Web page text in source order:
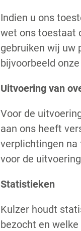
Indien u ons
wet ons toestaat
gebruiken wij uw
bijvoorbeeld
Uitvoering van
Voor de
aan ons heeft
verplichtingen
voor de
Statistieken
Kulzer houdt
bezocht en